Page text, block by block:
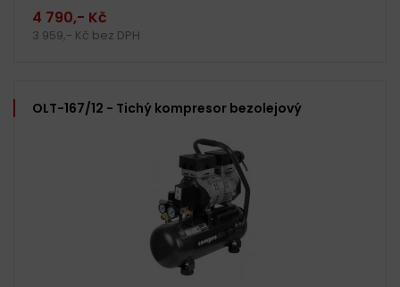
4 790,- Kč
3 959,- Kč bez DPH
OLT-167/12 - Tichý kompresor bezolejový